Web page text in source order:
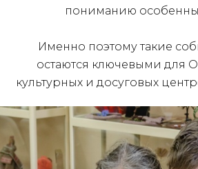
пониманию
Именно поэтому такие
остаются ключевыми для
культурных и досуговых